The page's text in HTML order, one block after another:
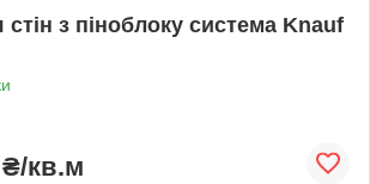
з піноблоку система Knauf
₴/кв.м